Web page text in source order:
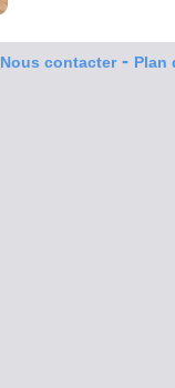
Nous contacter- Plan